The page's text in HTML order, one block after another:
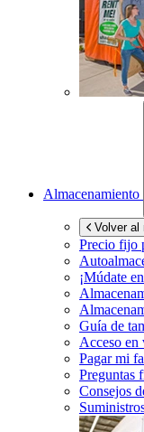
Almacenamiento
Volver al
Precio fijo
¡Múdate
Guía de
Acceso en
Pagar mi
Preguntas
Consejos